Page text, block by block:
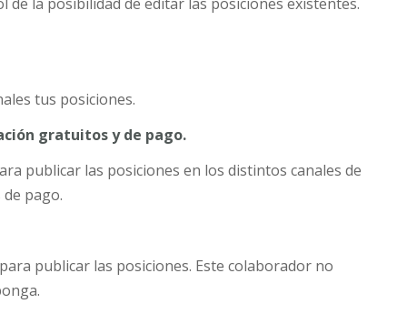
tus posiciones.
gratuitos y de pago.
publicar las posiciones en los distintos canales de
pago.
publicar las posiciones. Este colaborador no